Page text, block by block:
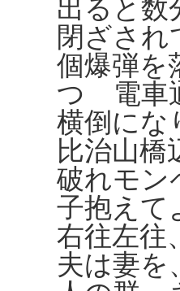
出ると数
閉ざされ
個爆弾を
つゝ電車
横倒にな
比治山橋
破れモン
子抱えて
右往左往
夫は妻を